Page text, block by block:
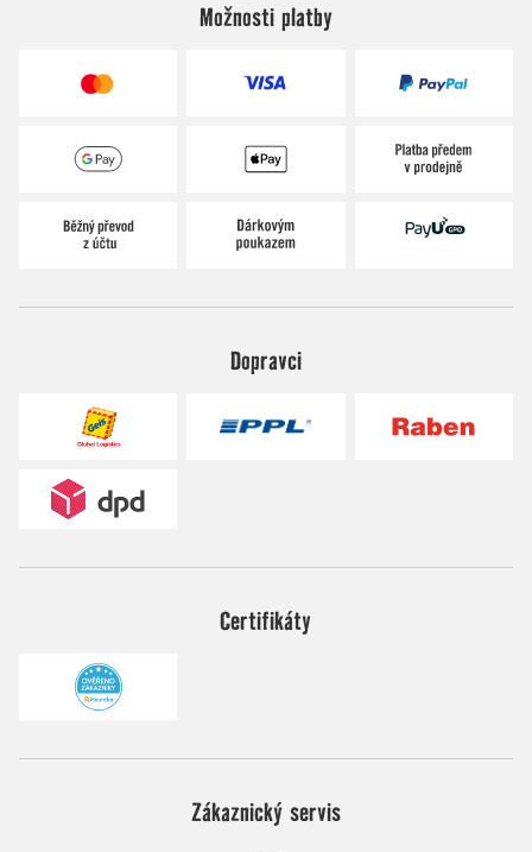
Možnosti platby
Dopravci
Certifikáty
Zákaznický servis